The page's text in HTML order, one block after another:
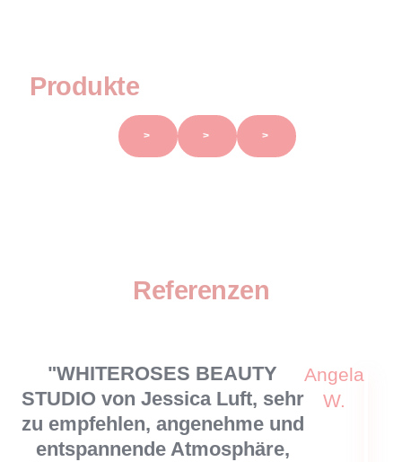
Produkte
> > >
Referenzen
"WHITEROSES BEAUTY
STUDIO von Jessica Luft, sehr
zu empfehlen, angenehme und
entspannende Atmosphäre,
Angela
W.